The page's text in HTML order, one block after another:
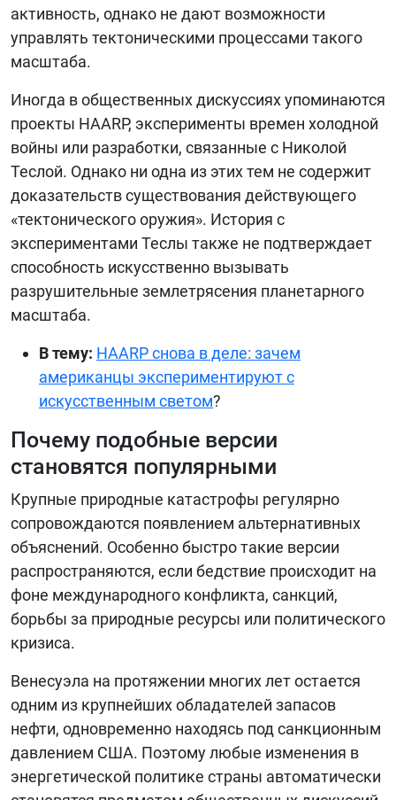
активность, однако не дают возможности
управлять тектоническими процессами такого
масштаба.
Иногда в общественных дискуссиях упоминаются
проекты HAARP, эксперименты времен холодной
войны или разработки, связанные с Николой
Теслой. Однако ни одна из этих тем не содержит
доказательств существования действующего
«тектонического оружия». История с
экспериментами Теслы также не подтверждает
способность искусственно вызывать
разрушительные землетрясения планетарного
масштаба.
В тему: HAARP снова в деле: зачем
американцы экспериментируют с
искусственным светом?
Почему подобные версии
становятся популярными
Крупные природные катастрофы регулярно
сопровождаются появлением альтернативных
объяснений. Особенно быстро такие версии
распространяются, если бедствие происходит на
фоне международного конфликта, санкций,
борьбы за природные ресурсы или политического
кризиса.
Венесуэла на протяжении многих лет остается
одним из крупнейших обладателей запасов
нефти, одновременно находясь под санкционным
давлением США. Поэтому любые изменения в
энергетической политике страны автоматически